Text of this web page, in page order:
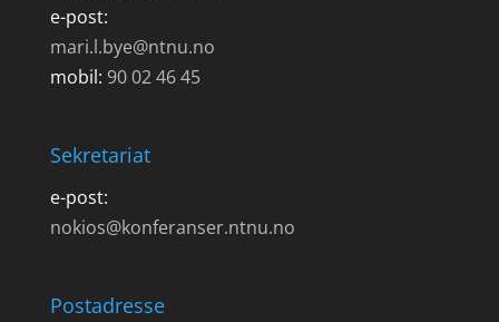
e-post:
mari.l.bye@ntnu.no
mobil: 90 02 46 45
Sekretariat
e-post:
nokios@konferanser.ntnu.no
Postadresse